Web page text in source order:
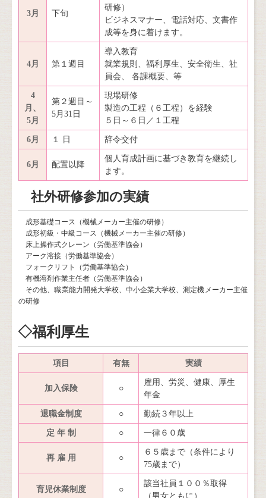
3月 下旬
研修）
ビジネスマナー、電話対応、文書作
成等を身に着けます。
4月 第１週目
導入教育
就業規則、福利厚生、安全衛生、社
員会、 各課概要、等
4
月、
5月
第２週目～
5月31日
現場研修
製造の工程（６工程）を経験
５日～６日／１工程
6月 １ 日 辞令交付
6月 配置以降
個人育成計画に基づき教育を継続し
ます。
社外研修参加の実績
成形基礎コース（機械メーカー主催の研修）
成形初級・中級コース（機械メーカー主催の研修）
床上操作式クレーン（労働基準協会）
アーク溶接（労働基準協会）
フォークリフト（労働基準協会）
有機溶剤作業主任者（労働基準協会）
その他、職業能力開発大学校、中小企業大学校、測定機メーカー主催
の研修
◇福利厚生
項目 有無 実績
加入保険 ○
雇用、労災、健康、厚生
年金
退職金制度 ○ 勤続３年以上
定 年 制 ○ 一律６０歳
再 雇 用 ○
６５歳まで（条件により
75歳まで）
育児休業制度 ○
該当社員１００％取得
（男女ともに）